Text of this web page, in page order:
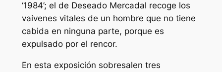
‘1984’; el de Deseado Mercadal recoge los
vaivenes vitales de un hombre que no tiene
cabida en ninguna parte, porque es
expulsado por el rencor.
En esta exposición sobresalen tres